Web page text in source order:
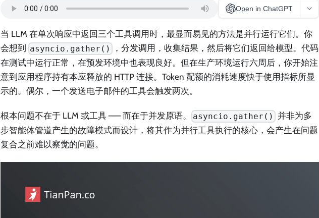
Open in ChatGPT
当 LLM 在单次响应中返回三个工具调用时，最显而易见的方法是并行运行它们。你
会想到
asyncio.gather()
，分发调用，收集结果，然后将它们返回给模型。代码
在测试中运行正常，在预发环境中也表现良好。但在生产环境运行六周后，你开始注
意到应用程序持有本应释放的 HTTP 连接。Token 配额的消耗速度快于使用指标所显
示的。偶尔，一个发送电子邮件的工具会触发两次。
根本问题不在于 LLM 或工具 —— 而在于并发原语。 asyncio.gather()
并非为多
步智能体管道产生的故障模式而设计，将其作为并行工具执行的核心，会产生在问题
复合之前难以察觉的问题。